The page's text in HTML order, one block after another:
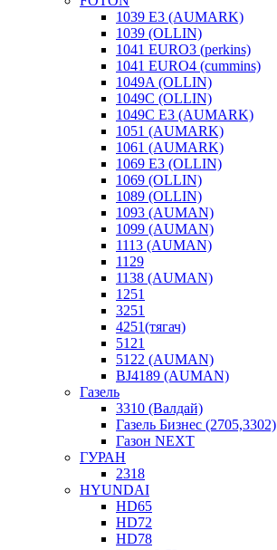
1039 E3 (AUMARK)
1039 (OLLIN)
1041 EURO3 (perkins)
1041 EURO4 (cummins)
1049A (OLLIN)
1049C (OLLIN)
1049С E3 (AUMARK)
1051 (AUMARK)
1061 (AUMARK)
1069 E3 (OLLIN)
1069 (OLLIN)
1089 (OLLIN)
1093 (AUMAN)
1099 (AUMAN)
1113 (AUMAN)
1129
1138 (AUMAN)
1251
3251
4251(тягач)
5121
5122 (AUMAN)
BJ4189 (AUMAN)
Газель
3310 (Валдай)
Газель Бизнес (2705,3302)
Газон NEXT
ГУРАН
2318
HYUNDAI
HD65
HD72
HD78